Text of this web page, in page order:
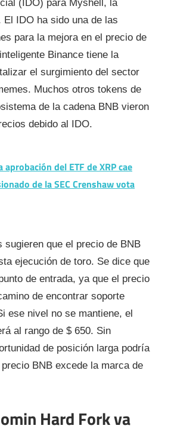
(IDO) para Myshell, la
El IDO ha sido una de las
para la mejora en el precio de
Binance tiene la
el surgimiento del sector
Muchos otros tokens de
de la cadena BNB vieron
debido al IDO.
aprobación del ETF de XRP cae
de la SEC Crenshaw vota
sugieren que el precio de BNB
ejecución de toro. Se dice que
de entrada, ya que el precio
de encontrar soporte
ese nivel no se mantiene, el
al rango de $ 650. Sin
de posición larga podría
BNB excede la marca de
Hard Fork va